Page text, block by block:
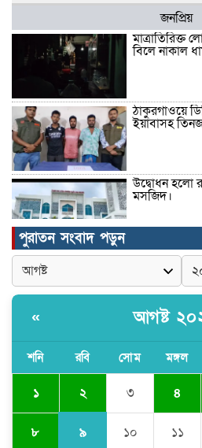
জনপ্রিয়
মাত্রাতিরিক্ত
বিলে নাকাল
ঠাকুরগাঁওয়ে
ইয়াবাসহ
উদ্বোধন হলো
মসজিদ।
কুমিল্লা
জলবায়ু
চৌদ্দগ্রামে
ফেরাতে
হোসাইন
পুরাতন সংবাদ পড়ুন
« আগষ্ট
শনি রবি সোম মঙ্গল
১ ২ ৩ ৪
৮ ৯ ১০ ১১